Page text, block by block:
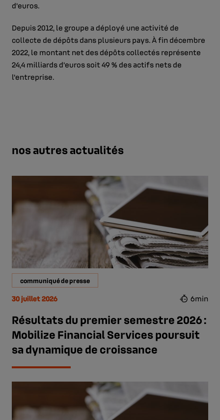
d’euros.
Depuis 2012, le groupe a déployé une activité de
collecte de dépôts dans plusieurs pays. À fin décembre
2022, le montant net des dépôts collectés représente
24,4 milliards d’euros soit 49 % des actifs nets de
l’entreprise.
nos autres actualités
communiqué de presse
30 juillet 2026 6min
Résultats du premier semestre 2026 :
Mobilize Financial Services poursuit
sa dynamique de croissance